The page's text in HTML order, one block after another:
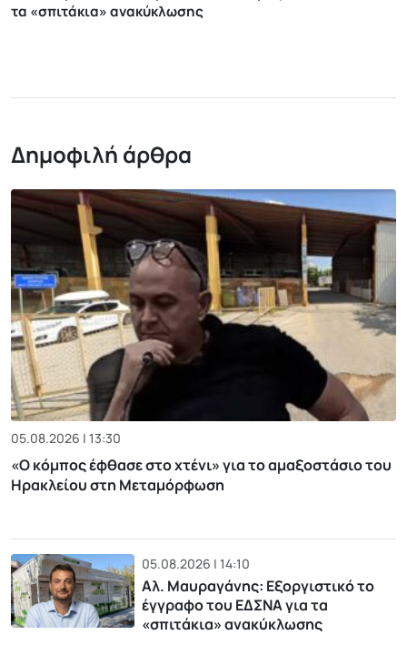
τα «σπιτάκια» ανακύκλωσης
Δημοφιλή άρθρα
05.08.2026 | 13:30
«Ο κόμπος έφθασε στο χτένι» για το αμαξοστάσιο του
Ηρακλείου στη Μεταμόρφωση
05.08.2026 | 14:10
Αλ. Μαυραγάνης: Εξοργιστικό το
έγγραφο του ΕΔΣΝΑ για τα
«σπιτάκια» ανακύκλωσης